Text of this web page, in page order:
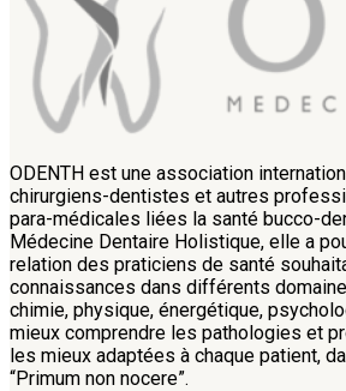
ODENTH est une association
chirurgiens-dentistes et autres
para-médicales liées la santé bucco-
Médecine Dentaire Holistique, elle a
relation des praticiens de santé
connaissances dans différents
chimie, physique, énergétique,
mieux comprendre les pathologies et
les mieux adaptées à chaque patient,
“Primum non nocere”.